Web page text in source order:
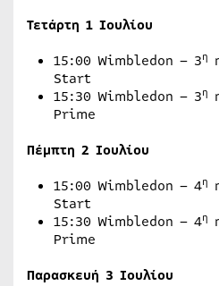
Τετάρτη 1 Ιουλίου
15:00 Wimbledon – 3η
Start
15:30 Wimbledon – 3η
Prime
Πέμπτη 2 Ιουλίου
15:00 Wimbledon – 4η
Start
15:30 Wimbledon – 4η
Prime
Παρασκευή 3 Ιουλίου